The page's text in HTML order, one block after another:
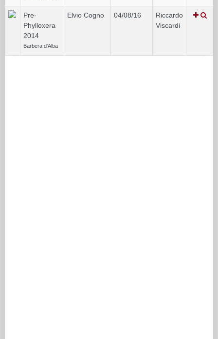
Pre-
Phylloxera
2014
Barbera d'Alba
Elvio Cogno 04/08/16
Riccardo
Viscardi